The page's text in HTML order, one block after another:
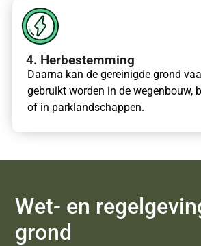
4. Herbestemming
Daarna kan de gereinigde grond
gebruikt worden in de wegenbouw,
of in parklandschappen.
Wet- en
grond